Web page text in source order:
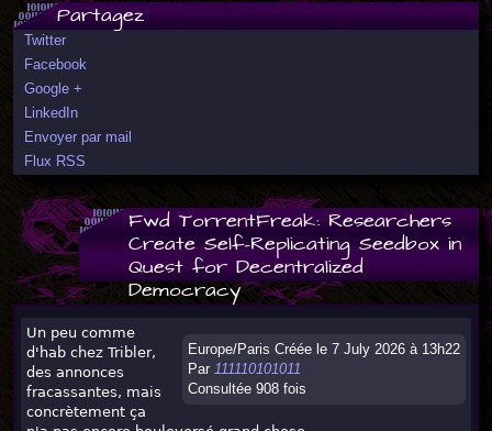
Partagez
Twitter
Facebook
Google +
LinkedIn
Envoyer par mail
Flux RSS
Fwd TorrentFreak: Researchers
Create Self-Replicating Seedbox in
Quest for Decentralized
Democracy
Europe/Paris Créée le 7 July 2026 à 13h22
Par 111110101011
Consultée 908 fois
Un peu comme
d'hab chez Tribler,
des annonces
fracassantes, mais
concrètement ça